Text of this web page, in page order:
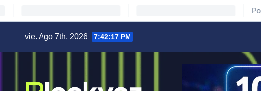
vie. Ago 7th, 2026 7:42:19 PM